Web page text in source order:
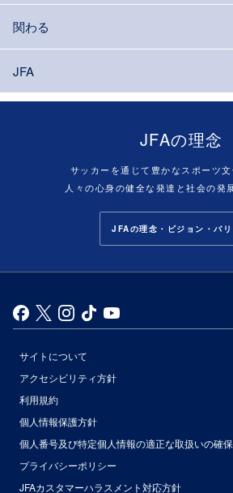
関わる
JFA
JFAの理念
サッカーを通じて豊かなスポーツ文
人々の心身の健全な発達と社会の発
JFAの理念・ビジョン・バ
サイトについて
アクセシビリティ方針
利用規約
個人情報保護方針
個人番号及び特定個人情報の適正な取扱いの確
プライバシーポリシー
JFAカスタマーハラスメント対応方針